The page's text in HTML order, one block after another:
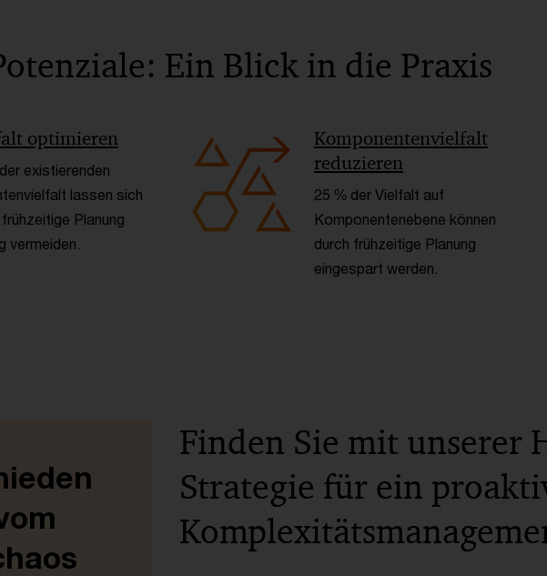
Ein Blick in die Praxis
optimieren
existierenden
lassen sich
Planung
vermeiden.
Komponentenvielfalt
reduzieren
25 % der Vielfalt auf
Komponentenebene können
durch frühzeitige Planung
eingespart werden.
Finden Sie mit unserer
Strategie für ein